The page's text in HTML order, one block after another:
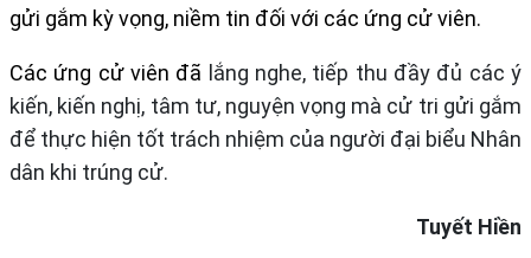
gửi gắm kỳ vọng, niềm tin đối với các ứng cử viên.
Các ứng cử viên đã lắng nghe, tiếp thu đầy đủ các ý
kiến, kiến nghị, tâm tư, nguyện vọng mà cử tri gửi gắm
để thực hiện tốt trách nhiệm của người đại biểu Nhân
dân khi trúng cử.
Tuyết Hiền